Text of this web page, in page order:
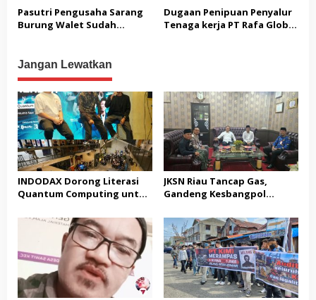
Dorong Sentimen Pasar
Pasutri Pengusaha Sarang
Burung Walet Sudah
Segera Lakukan Penahanan
Dugaan Penipuan Penyalur
Tenaga kerja PT Rafa Global
Jangan Lewatkan
INDODAX Dorong Literasi
Quantum Computing untuk
Blockchain
JKSN Riau Tancap Gas,
Gandeng Kesbangpol
Kebangsaan dan Moderasi
Beragama